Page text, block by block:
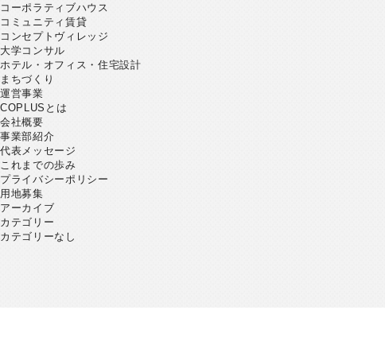
コーポラティブハウス
コミュニティ賃貸
コンセプトヴィレッジ
大学コンサル
ホテル・オフィス・住宅設計
まちづくり
運営事業
COPLUSとは
会社概要
事業部紹介
代表メッセージ
これまでの歩み
プライバシーポリシー
用地募集
アーカイブ
カテゴリー
カテゴリーなし